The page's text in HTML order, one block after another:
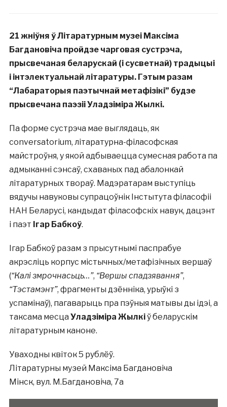
21 жніўня ў Літаратурным музеі Максіма
Багдановіча пройдзе чарговая сустрэча,
прысвечаная беларускай (і сусветнай) традыцыі
і інтэлектуальнай літаратуры. Гэтым разам
“Лабараторыя паэтычнай метафізікі” будзе
прысвечана паэзіі Уладзіміра Жылкі.
Па форме сустрэча мае выглядаць, як
conversatorium, літаратурна-філасофская
майстроўня, у якой адбываецца сумесная работа па
адмыканні сэнсаў, схаваных пад абалонкай
літаратурных твораў. Мадэратарам выступіць
вядучы навуковы супрацоўнік Інстытута філасофіі
НАН Беларусі, кандыдат філасофскіх навук, дацэнт
і паэт Ігар Бабкоў.
Ігар Бабкоў разам з прысутнымі паспрабуе
акрэсліць корпус містычных/метафізічных вершаў
(“Калі змрочнасьць…”, “Вершы спадзявання”,
“Тэстамэнт”, фрагменты дзённіка, урыўкі з
успамінаў), пагаварыць пра пэўныя матывы ды ідэі, а
таксама месца Уладзіміра Жылкіў беларускім
літаратурным каноне.
Уваходны квіток 5 рублёў.
Літаратурны музей Максіма Багдановіча
Мінск, вул. М.Багдановіча, 7а